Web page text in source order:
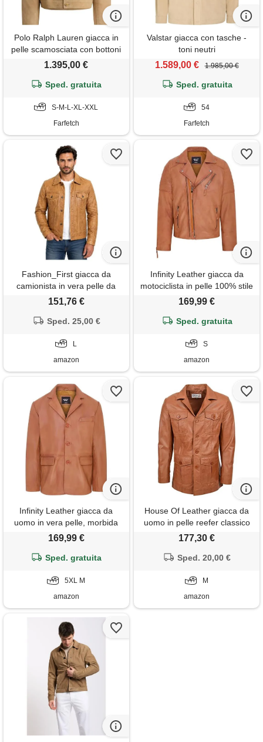
Polo Ralph Lauren giacca in
pelle scamosciata con bottoni
- toni neutri
1.395,00 €
Sped. gratuita
S-M-L-XL-XXL
Farfetch
Valstar giacca con tasche -
toni neutri
1.589,00 € 1.985,00 €
Sped. gratuita
54
Farfetch
Fashion_First giacca da
camionista in vera pelle da
uomo per uomo - giacca in
con colletto a camicia, l
151,76 €
Sped. 25,00 €
L
amazon
Infinity Leather giacca da
motociclista in pelle 100% stile
brando con doppia cerniera
169,99 €
Sped. gratuita
S
amazon
Infinity Leather giacca da
uomo in vera pelle, morbida
giacca sartoriale italiana
169,99 €
Sped. gratuita
5XL M
amazon
House Of Leather giacca da
uomo in pelle reefer classico
con chiusura a bottoni stile
177,30 €
Sped. 20,00 €
M
amazon